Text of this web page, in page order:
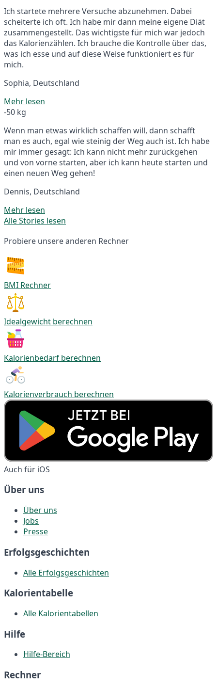
Ich startete mehrere Versuche abzunehmen. Dabei
scheiterte ich oft. Ich habe mir dann meine eigene Diät
zusammengestellt. Das wichtigste für mich war jedoch
das Kalorienzählen. Ich brauche die Kontrolle über das,
was ich esse und auf diese Weise funktioniert es für
mich.
Sophia, Deutschland
Mehr lesen
-50 kg
Wenn man etwas wirklich schaffen will, dann schafft
man es auch, egal wie steinig der Weg auch ist. Ich habe
mir immer gesagt: Ich kann nicht mehr zurückgehen
und von vorne starten, aber ich kann heute starten und
einen neuen Weg gehen!
Dennis, Deutschland
Mehr lesen
Alle Stories lesen
Probiere unsere anderen Rechner
BMI Rechner
Idealgewicht berechnen
Kalorienbedarf berechnen
Kalorienverbrauch berechnen
Auch für iOS
Über uns
Über uns
Jobs
Presse
Erfolgsgeschichten
Alle Erfolgsgeschichten
Kalorientabelle
Alle Kalorientabellen
Hilfe
Hilfe-Bereich
Rechner